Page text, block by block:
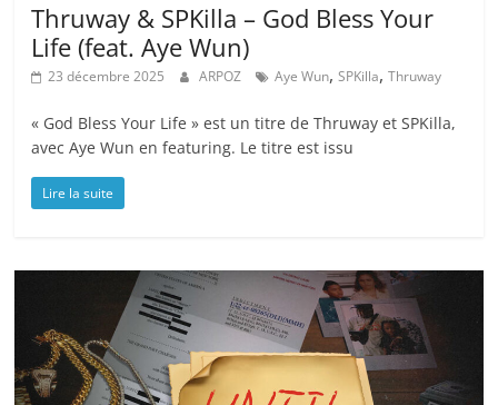
Thruway & SPKilla – God Bless Your
Life (feat. Aye Wun)
23 décembre 2025 ARPOZ Aye Wun,SPKilla,Thruway
« God Bless Your Life » est un titre de Thruway et SPKilla,
avec Aye Wun en featuring. Le titre est issu
Lire la suite